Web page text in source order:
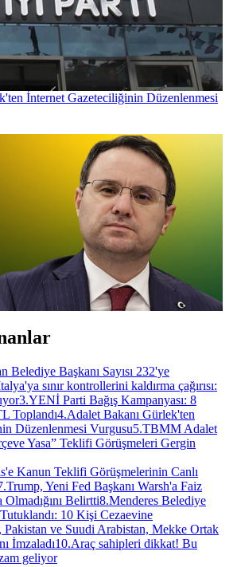
İnternet Gazeteciliğinin Düzenlenmesi
Belediye Başkanı Sayısı 232'ye
sınır kontrollerini kaldırma çağırısı:
3.YENİ Parti Bağış Kampanyası: 8
Toplandı4.Adalet Bakanı Gürlek'ten
Düzenlenmesi Vurgusu5.TBMM Adalet
Yasa” Teklifi Görüşmeleri Gergin
Kanun Teklifi Görüşmelerinin Canlı
.Trump, Yeni Fed Başkanı Warsh'a Faiz
Olmadığını Belirtti8.Menderes Belediye
10 Kişi Cezaevine
ve Suudi Arabistan, Mekke Ortak
İmzaladı10.Araç sahipleri dikkat! Bu
geliyor